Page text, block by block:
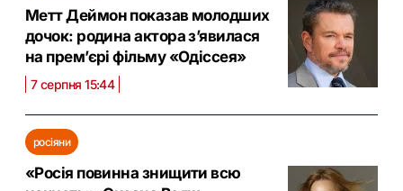
Метт Деймон показав молодших
дочок: родина актора з’явилася
на прем’єрі фільму «Одіссея»
7 серпня 15:44
росіяни
«Росія повинна знищити всю